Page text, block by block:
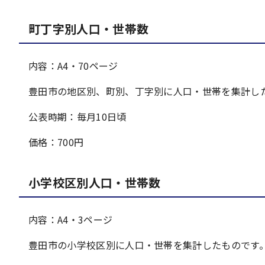
町丁字別人口・世帯数
内容：A4・70ページ
豊田市の地区別、町別、丁字別に人口・世帯を集計し
公表時期：毎月10日頃
価格：700円
小学校区別人口・世帯数
内容：A4・3ページ
豊田市の小学校区別に人口・世帯を集計したものです。